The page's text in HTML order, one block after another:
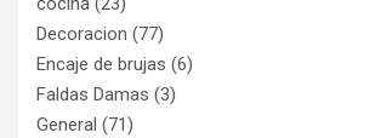
Decoracion (77)
Encaje de brujas (6)
Faldas Damas (3)
General (71)